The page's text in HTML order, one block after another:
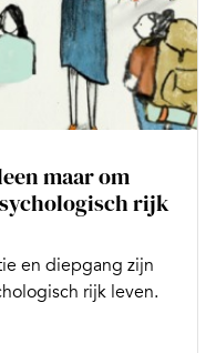
maar om
rijk
en diepgang zijn
rijk leven.